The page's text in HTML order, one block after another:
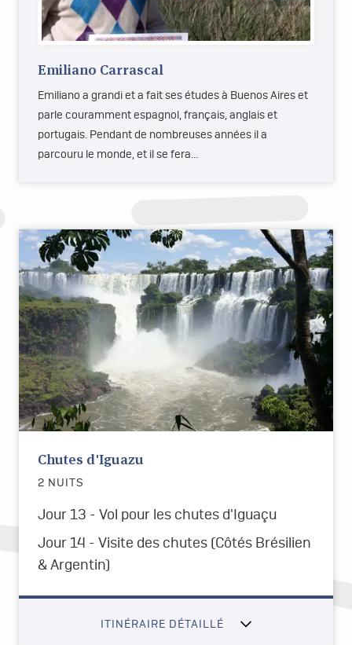
Emiliano Carrascal
Emiliano a grandi et a fait ses études à Buenos Aires et
parle couramment espagnol, français, anglais et
portugais. Pendant de nombreuses années il a
parcouru le monde, et il se fera…
Chutes d'Iguazu
2 NUITS
Jour 13 - Vol pour les chutes d'Iguaçu
Jour 14 - Visite des chutes (Côtés Brésilien
& Argentin)
ITINÉRAIRE DÉTAILLÉ